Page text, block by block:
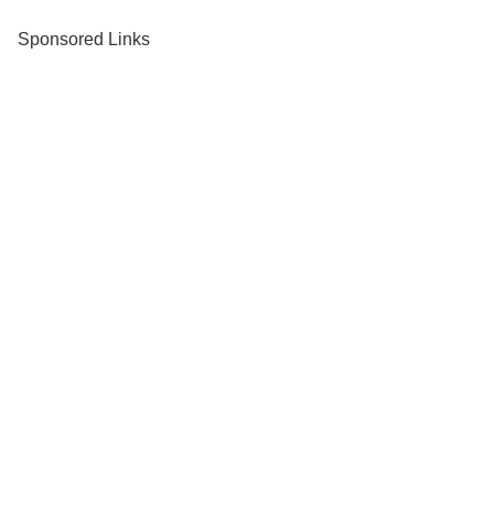
Sponsored Links